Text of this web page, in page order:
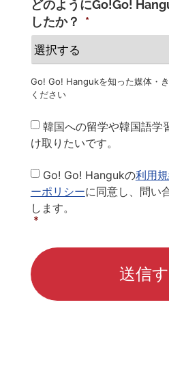
どのようにGo!Go!
したか？
*
Go! Go! Hangukを知った媒体・
ください
Newsletter
韓国への留学や韓国語学
け取りたいです。
Privacy
Policy
*
Go! Go! Hangukの利用
ーポリシーに同意し、問い
します。
*